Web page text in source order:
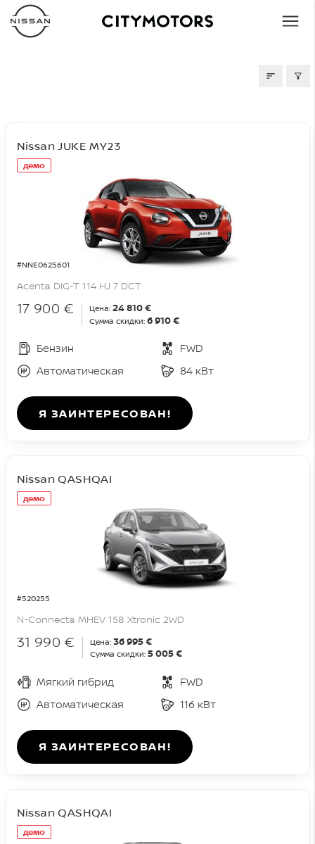
демо
#NNE0625601
Nissan JUKE MY23
Acenta DIG-T 114 HJ 7 DCT
17 900 € Цена: 24 810 €
Сумма скидки: 6 910 €
Бензин
FWD
Автоматическая
84 кВт
Я ЗАИНТЕРЕСОВАН!
демо
#520255
Nissan QASHQAI
N-Connecta MHEV 158 Xtronic 2WD
31 990 € Цена: 36 995 €
Сумма скидки: 5 005 €
Мягкий гибрид
FWD
Автоматическая
116 кВт
Я ЗАИНТЕРЕСОВАН!
демо
Nissan QASHQAI